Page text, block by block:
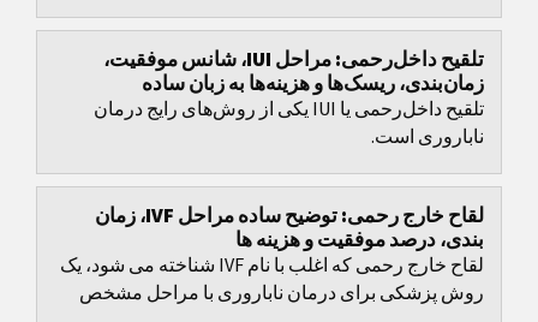
تلقیح داخل‌رحمی: مراحل IUI، شانس موفقیت،
زمان‌بندی، ریسک‌ها و هزینه‌ها به زبان ساده
تلقیح داخل‌رحمی یا IUI یکی از روش‌های رایج درمان
ناباروری است.
لقاح خارج رحمی: توضیح ساده مراحل IVF، زمان
بندی، درصد موفقیت و هزینه ها
لقاح خارج رحمی که اغلب با نام IVF شناخته می شود، یک
روش پزشکی برای درمان ناباروری با مراحل مشخص